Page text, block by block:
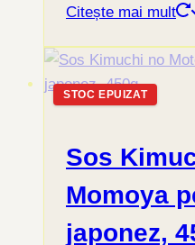
Citește mai mult
STOC EPUIZAT
Sos
Momoya
japonez,